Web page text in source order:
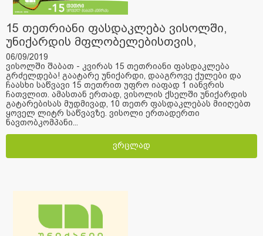
15 თეთრიანი ფასდაკლება ვისოლში,
უნიქარდის მფლობელებისთვის,
გრძელდება!
06/09/2019
ვისოლში შაბათ - კვირას 15 თეთრიანი ფასდაკლება
გრძელდება! გაატარე უნიქარდი, დააგროვე ქულები და
ჩაასხი საწვავი 15 თეთრით უფრო იაფად 1 იანვრის
ჩათვლით. ამასთან ერთად, ვისოლის ქსელში უნიქარდის
გატარებისას მუდმივად, 10 თეთრ ფასდაკლებას მიიღებთ
ყოველ ლიტრ საწვავზე. ვისოლი ერთადერთი
ნავთობკომპანი...
ვრცლად